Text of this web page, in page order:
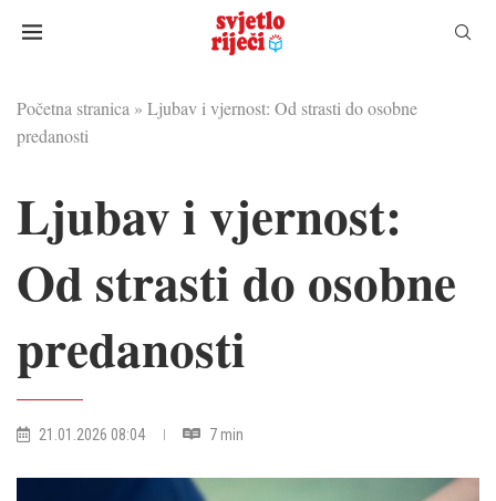
Početna stranica » Ljubav i vjernost: Od strasti do osobne
predanosti
Ljubav i vjernost:
Od strasti do osobne
predanosti
21.01.2026 08:04 7 min